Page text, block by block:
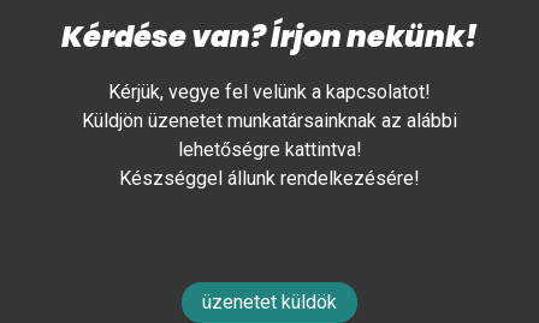
Kérdése van? Írjon nekünk!
Kérjük, vegye fel velünk a kapcsolatot!
Küldjön üzenetet munkatársainknak az alábbi
lehetőségre kattintva!
Készséggel állunk rendelkezésére!
üzenetet küldök